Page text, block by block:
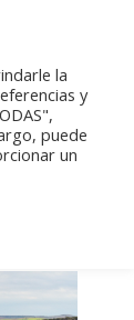
pestaña
Abrir
enlace
en
una
la
y
puede
un